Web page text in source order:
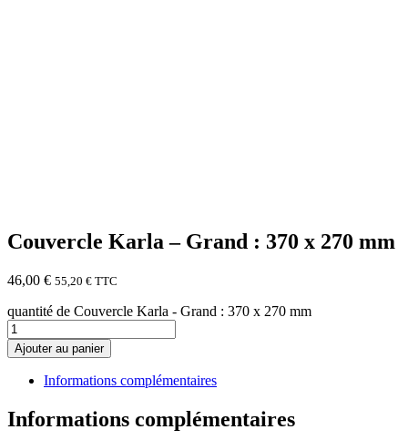
Couvercle Karla – Grand : 370 x 270 mm
46,00 € 55,20 € TTC
quantité de Couvercle Karla - Grand : 370 x 270 mm
Ajouter au panier
Informations complémentaires
Informations complémentaires